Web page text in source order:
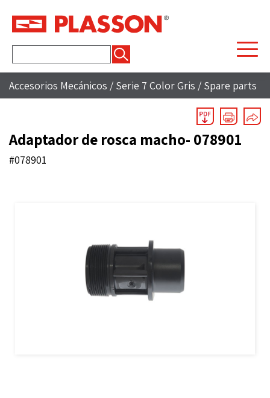
Accesorios Mecánicos / Serie 7 Color Gris / Spare parts
Adaptador de rosca macho- 078901
#078901